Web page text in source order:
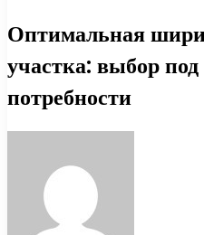
Оптимальная
участка: выбор
потребности